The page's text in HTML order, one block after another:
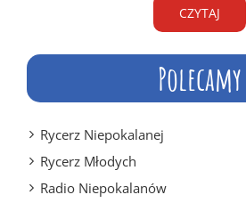
CZYTAJ
Polecamy
Rycerz Niepokalanej
Rycerz Młodych
Radio Niepokalanów